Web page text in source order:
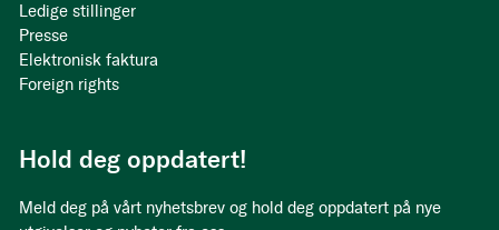
Ledige stillinger
Presse
Elektronisk faktura
Foreign rights
Hold deg oppdatert!
Meld deg på vårt nyhetsbrev og hold deg oppdatert på nye